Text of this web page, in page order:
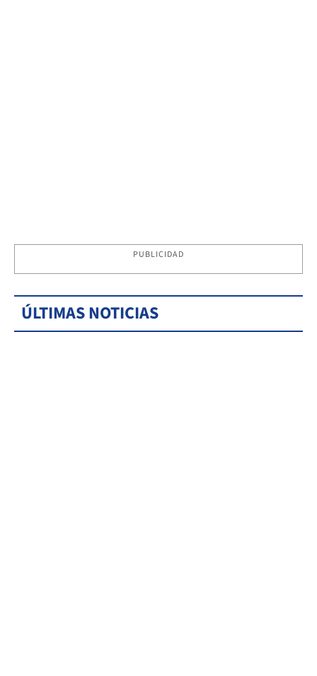
PUBLICIDAD
ÚLTIMAS NOTICIAS